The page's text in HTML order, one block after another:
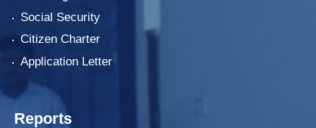
Social Security
Citizen Charter
Application Letter
Reports